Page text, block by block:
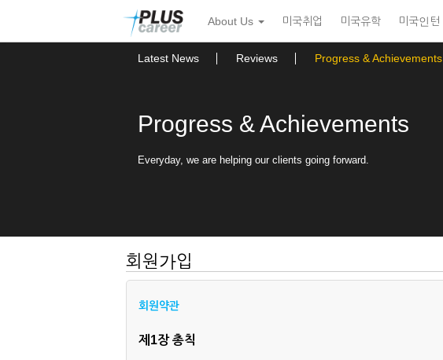
뉴
토
About Us 미국취업 미국유학 미국인턴
Latest News Reviews Progress & Achievements
Progress & Achievements
Everyday, we are helping our clients going forward.
회원가입
회원약관
제1장 총칙